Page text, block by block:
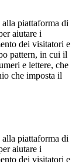
piattaforma di
aiutare i
dei visitatori e
pattern, in cui il
e lettere, che
che imposta il
piattaforma di
aiutare i
dei visitatori e